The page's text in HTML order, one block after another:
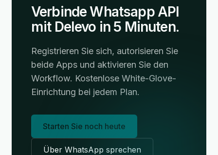
Verbinde Whatsapp API
mit Delevo in 5 Minuten.
Registrieren Sie sich, autorisieren Sie
beide Apps und aktivieren Sie den
Workflow. Kostenlose White-Glove-
Einrichtung bei jedem Plan.
Starten Sie noch heute
Über WhatsApp sprechen